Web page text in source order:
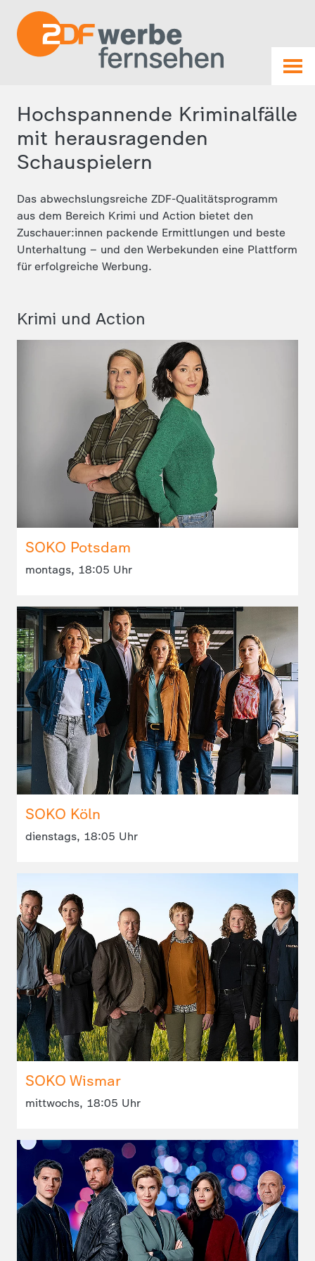
Hochspannende Kriminalfälle
mit herausragenden
Schauspielern
Das abwechslungsreiche ZDF-Qualitätsprogramm
aus dem Bereich Krimi und Action bietet den
Zuschauer:innen packende Ermittlungen und beste
Unterhaltung – und den Werbekunden eine Plattform
für erfolgreiche Werbung.
Krimi und Action
SOKO Potsdam
montags, 18:05 Uhr
SOKO Köln
dienstags, 18:05 Uhr
SOKO Wismar
mittwochs, 18:05 Uhr